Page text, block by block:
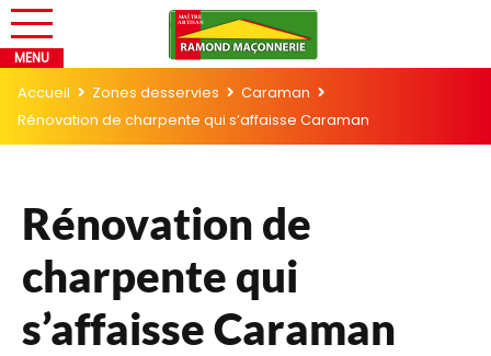
Accueil Zones desservies
Caraman
Rénovation de charpente qui s’affaisse Caraman
Rénovation de
charpente qui
s’affaisse Caraman